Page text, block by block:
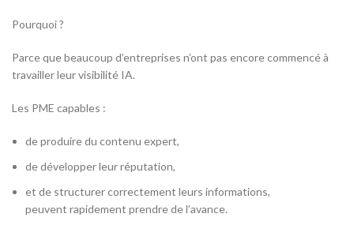
Pourquoi ?
Parce que beaucoup d’entreprises n’ont pas encore commencé à
travailler leur visibilité IA.
Les PME capables :
de produire du contenu expert,
de développer leur réputation,
et de structurer correctement leurs informations,
peuvent rapidement prendre de l’avance.